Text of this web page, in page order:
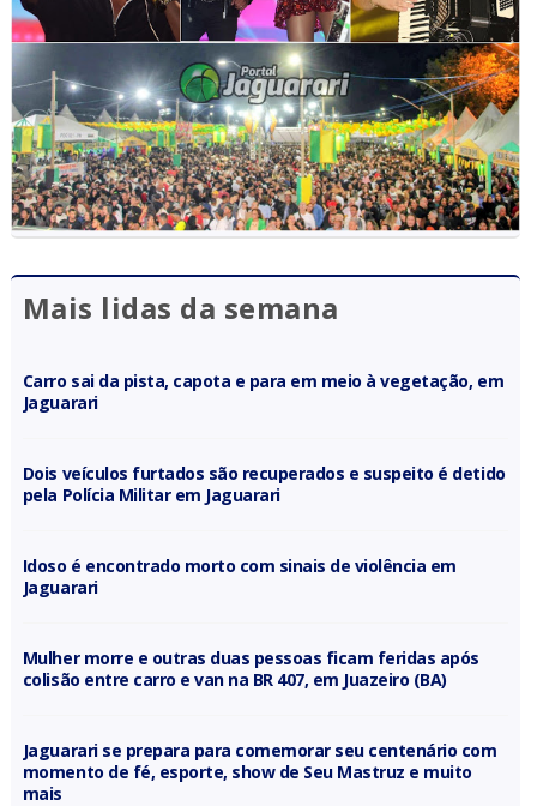
Mais lidas da semana
Carro sai da pista, capota e para em meio à vegetação, em
Jaguarari
Dois veículos furtados são recuperados e suspeito é detido
pela Polícia Militar em Jaguarari
Idoso é encontrado morto com sinais de violência em
Jaguarari
Mulher morre e outras duas pessoas ficam feridas após
colisão entre carro e van na BR 407, em Juazeiro (BA)
Jaguarari se prepara para comemorar seu centenário com
momento de fé, esporte, show de Seu Mastruz e muito
mais